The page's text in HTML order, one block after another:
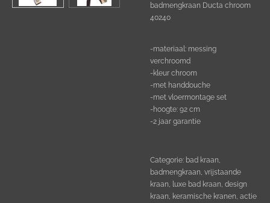
badmengkraan Ducta chroom
40240
-materiaal: messing
verchroomd
-kleur chroom
-met handdouche
-met vloermontage set
-hoogte: 92 cm
-2 jaar garantie
Categorie: bad kraan,
badmengkraan, vrijstaande
kraan, luxe bad kraan, design
kraan, keramische kranen, actie